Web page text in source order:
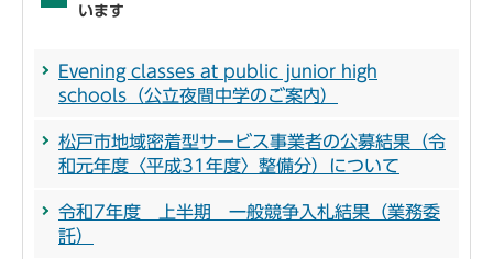
います
Evening classes at public junior high
schools（公立夜間中学のご案内）
松戸市地域密着型サービス事業者の公募結果（令
和元年度〈平成31年度〉整備分）について
令和7年度 上半期 一般競争入札結果（業務委
託）